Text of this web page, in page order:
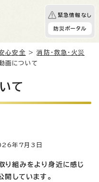
緊急情報なし
防災ポータル
心安全 >消防・救急・火災
画について
て
年7月3日
り組みをより身近に感じ
開しています。